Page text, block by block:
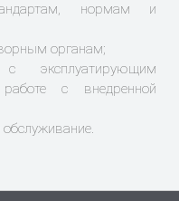
нормам и
органам;
с эксплуатирующим
с внедренной
обслуживание.